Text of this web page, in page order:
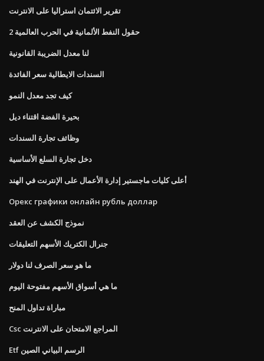
تقرير الائتمان استراليا على الانترنت
حقول النفط الألمانية في الحرب العالمية 2
لنا معدل الضريبة القانونية
السندات الايطالية سعر الفائدة
كيف تجد معدل النمو
بحيرة الفضة اقتناء ديل
وظائف تجارة السندات
دخل تجارة السلع الأساسية
أعلى كليات ماجستير إدارة الأعمال على الإنترنت في الهند
Орекс графики онлайн рубль доллар
نموذج الكشف عن العقد
جنرال الكتريك الأسهم التعليقات
ما هو سعر الصرف لنا دولار
ما هي أسواق الأسهم مفتوحة اليوم
مباراة تداول المنح
Csc المراجع الامتحان على الانترنت
Etf الرسم البياني الصين